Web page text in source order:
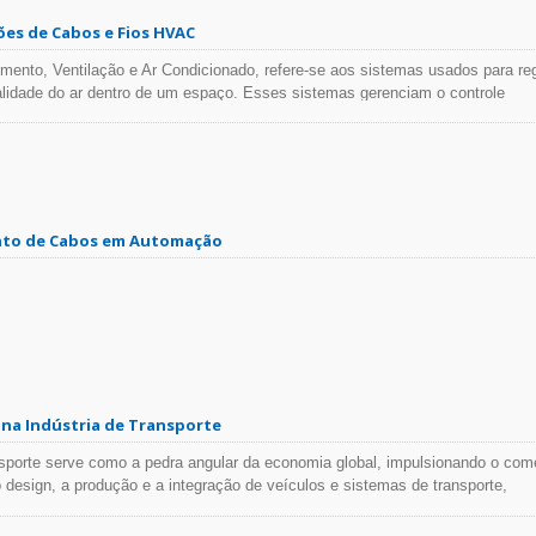
de Cabos e Fios HVAC
Ventilação e Ar Condicionado, refere-se aos sistemas usados para
do ar dentro de um espaço. Esses sistemas gerenciam o controle
compressores, motores de ventilador ou bobinas de condensador.
de Cabos em Automação
Indústria de Transporte
serve como a pedra angular da economia global, impulsionando o
a produção e a integração de veículos e sistemas de transporte,